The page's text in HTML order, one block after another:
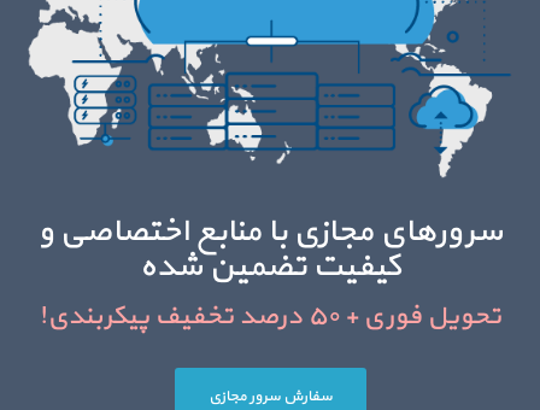
سرورهای مجازی با منابع اختصاصی و
کیفیت تضمین شده
تحویل فوری + ۵۰ درصد تخفیف پیکربندی!
سفارش سرور مجازی